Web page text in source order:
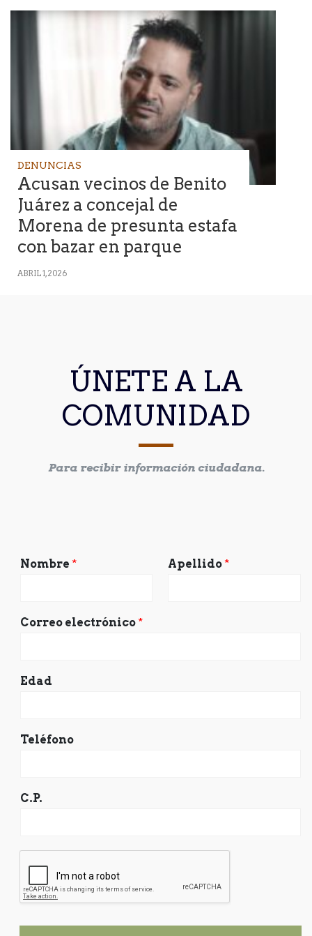
DENUNCIAS
Acusan vecinos de Benito
Juárez a concejal de
Morena de presunta estafa
con bazar en parque
ABRIL 1, 2026
ÚNETE A LA
COMUNIDAD
Para recibir información ciudadana.
Nombre * Apellido *
Correo electrónico *
Edad
Teléfono
C.P.